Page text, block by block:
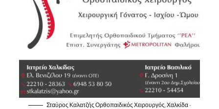
Σταύρος Καλατζής Ορθοπαιδικός Χειρουργός, Χαλκίδα -